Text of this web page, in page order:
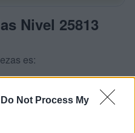
Do Not Process My
Nivel 25813
es: